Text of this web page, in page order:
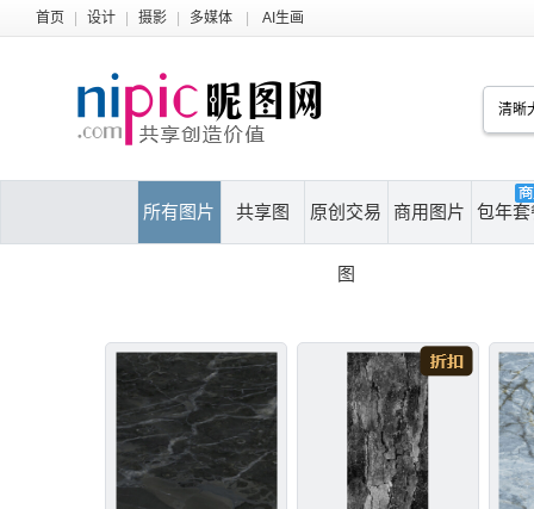
首页 设计 摄影 多媒体 AI生画
所有图片 共享图 原创交易
图
商用图片 包年套